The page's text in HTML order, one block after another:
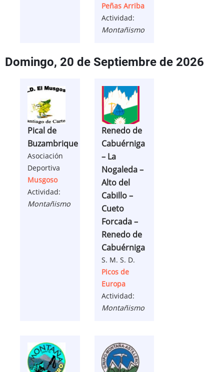
Peñas Arriba
Actividad:
Montañismo
Domingo, 20 de Septiembre de 2026
Pical de
Buzambrique
Asociación
Deportiva
Musgoso
Actividad:
Montañismo
Renedo de
Cabuérniga
– La
Nogaleda –
Alto del
Cabillo –
Cueto
Forcada –
Renedo de
Cabuérniga
S. M. S. D.
Picos de
Europa
Actividad:
Montañismo